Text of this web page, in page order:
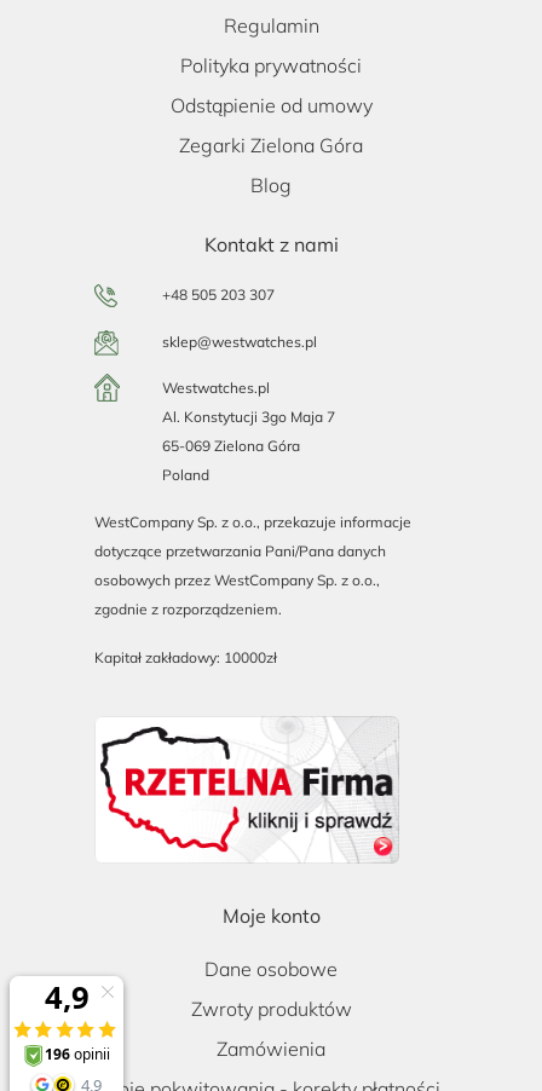
Regulamin
Polityka prywatności
Odstąpienie od umowy
Zegarki Zielona Góra
Blog
Kontakt z nami
+48 505 203 307
sklep@westwatches.pl
Westwatches.pl
Al. Konstytucji 3go Maja 7
65-069 Zielona Góra
Poland
WestCompany Sp. z o.o., przekazuje informacje
dotyczące przetwarzania Pani/Pana danych
osobowych przez WestCompany Sp. z o.o.,
zgodnie z rozporządzeniem.
Kapitał zakładowy: 10000zł
Moje konto
Dane osobowe
Zwroty produktów
Zamówienia